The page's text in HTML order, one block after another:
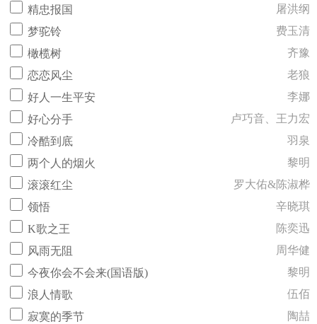
精忠报国
屠洪纲
梦驼铃
费玉清
橄榄树
齐豫
恋恋风尘
老狼
好人一生平安
李娜
好心分手
卢巧音、王力宏
冷酷到底
羽泉
两个人的烟火
黎明
滚滚红尘
罗大佑&陈淑桦
领悟
辛晓琪
K歌之王
陈奕迅
风雨无阻
周华健
今夜你会不会来(国语版)
黎明
浪人情歌
伍佰
寂寞的季节
陶喆